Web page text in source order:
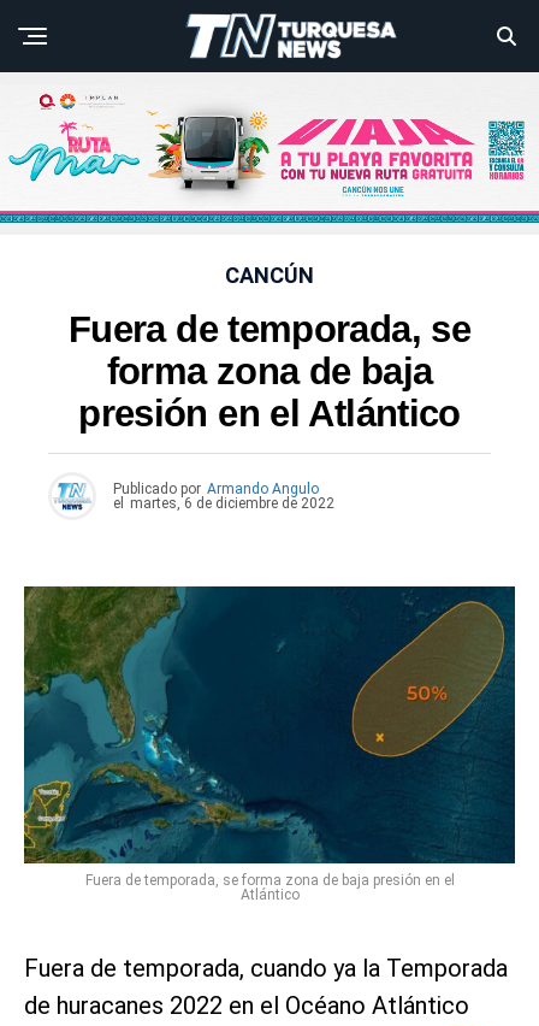
CANCÚN
Fuera de temporada, se
forma zona de baja
presión en el Atlántico
Publicado por Armando Angulo
el
martes, 6 de diciembre de 2022
Fuera de temporada, se forma zona de baja presión en el
Atlántico
Fuera de temporada, cuando ya la Temporada
de huracanes 2022 en el Océano Atlántico